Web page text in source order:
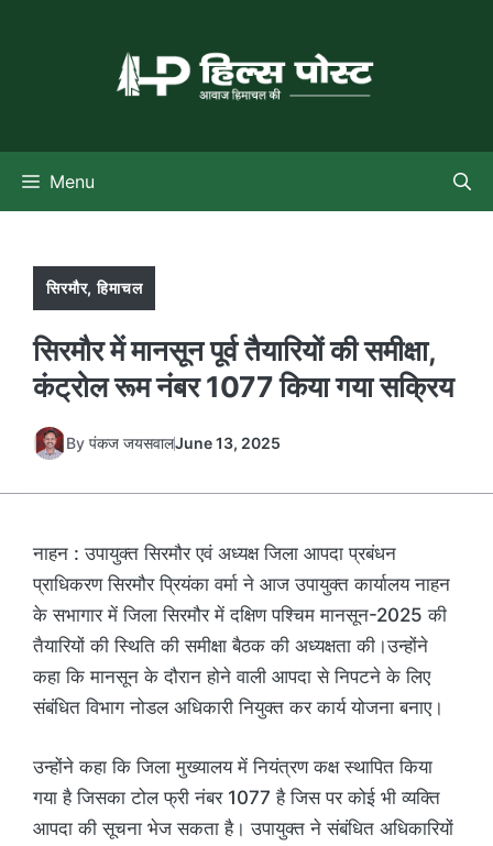
Menu
सिरमौर,हिमाचल
सिरमौर में मानसून पूर्व तैयारियों की समीक्षा,
कंट्रोल रूम नंबर 1077 किया गया सक्रिय
By पंकज जयसवालJune 13, 2025
नाहन : उपायुक्त सिरमौर एवं अध्यक्ष जिला आपदा प्रबंधन
प्राधिकरण सिरमौर प्रियंका वर्मा ने आज उपायुक्त कार्यालय नाहन
के सभागार में जिला सिरमौर में दक्षिण पश्चिम मानसून-2025 की
तैयारियों की स्थिति की समीक्षा बैठक की अध्यक्षता की।उन्होंने
कहा कि मानसून के दौरान होने वाली आपदा से निपटने के लिए
संबंधित विभाग नोडल अधिकारी नियुक्त कर कार्य योजना बनाए।
उन्होंने कहा कि जिला मुख्यालय में नियंत्रण कक्ष स्थापित किया
गया है जिसका टोल फ्री नंबर 1077 है जिस पर कोई भी व्यक्ति
आपदा की सूचना भेज सकता है। उपायुक्त ने संबंधित अधिकारियों